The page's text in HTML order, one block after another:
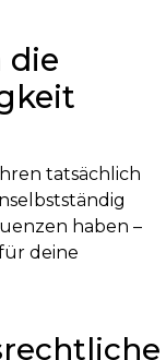
die
tatsächlich
haben –
deine